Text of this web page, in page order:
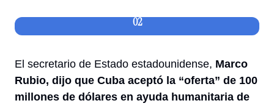
02
El secretario de Estado estadounidense, Marco
Rubio, dijo que Cuba aceptó la “oferta” de 100
millones de dólares en ayuda humanitaria de